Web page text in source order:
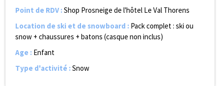
Point de RDV:Shop Prosneige de l'hôtel Le Val Thorens
Location de ski et de snowboard : Pack complet : ski ou
snow + chaussures + batons (casque non inclus)
Age : Enfant
Type d'activité :Snow